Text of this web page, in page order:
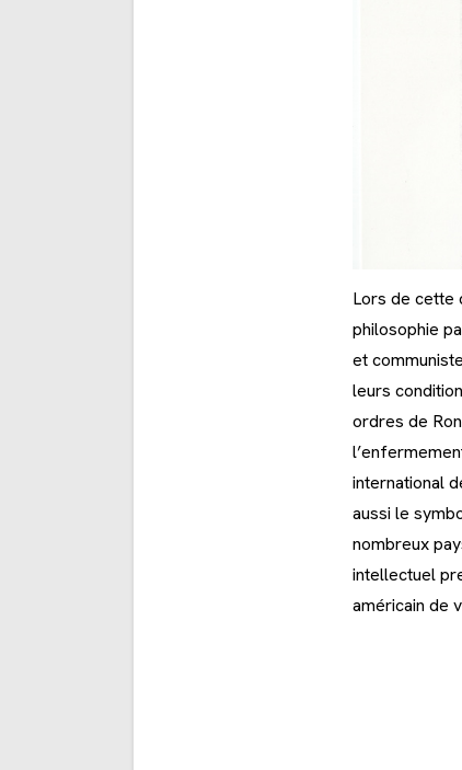
Lors de cette
philosophie
et
leurs
ordres de
international
aussi le
nombreux
intellectuel
américain de